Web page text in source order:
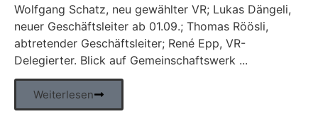
Wolfgang Schatz, neu gewählter VR; Lukas Dängeli,
neuer Geschäftsleiter ab 01.09.; Thomas Röösli,
abtretender Geschäftsleiter; René Epp, VR-
Delegierter. Blick auf Gemeinschaftswerk ...
Weiterlesen